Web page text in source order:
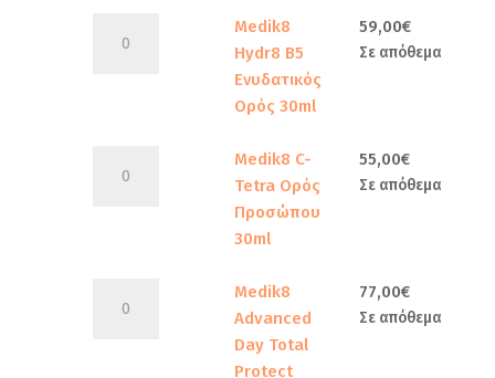
200ml
Hydr8
ποσότητα
Medik8
Hydr8 B5
Ενυδατικός
Ορός 30ml
59,00€
Σε απόθεμα
ποσότητα
Medik8 C-
Tetra Ορός
Προσώπου
30ml
55,00€
Σε απόθεμα
Advanced
Medik8
Advanced
Day Total
Protect
77,00€
Σε απόθεμα